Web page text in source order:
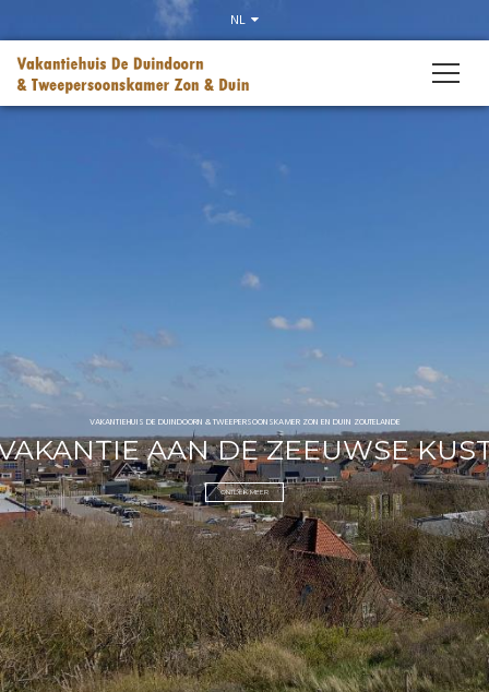
NL
Slider
VAKANTIEHUIS DE DUINDOORN & TWEEPERSOONSKAMER ZON EN DUIN ZOUTELANDE
AAN DE ZEEUWSE
ONTDEK MEER